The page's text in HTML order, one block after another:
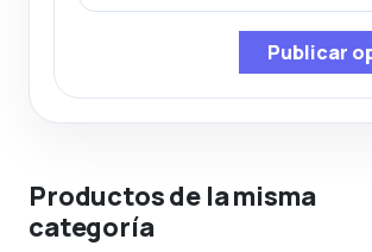
Publicar
Productos de la misma
categoría